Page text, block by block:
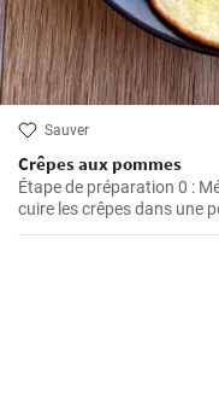
Sauver
Crêpes aux pommes
Étape de préparation 0 :
cuire les crêpes dans une